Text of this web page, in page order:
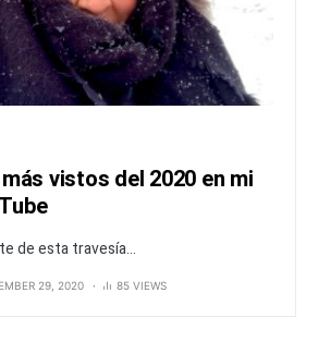
vistos del 2020 en mi
de esta travesía...
29, 2020 85 VIEWS